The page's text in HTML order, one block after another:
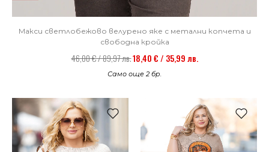
Макси светлобежово велурено яке с метални копчета и
свободна кройка
46,00 € / 89,97 лв.18,40 € / 35,99 лв.
Само още 2 бр.